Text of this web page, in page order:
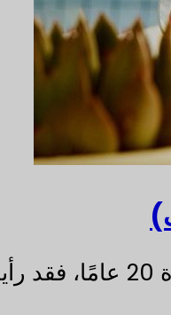
باعتباري متخصصًا مشاركًا بشكل عميق في